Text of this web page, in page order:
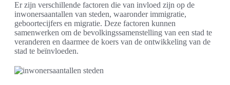
Er zijn verschillende factoren die van invloed zijn op de
inwonersaantallen van steden, waaronder immigratie,
geboortecijfers en migratie. Deze factoren kunnen
samenwerken om de bevolkingssamenstelling van een stad te
veranderen en daarmee de koers van de ontwikkeling van de
stad te beïnvloeden.